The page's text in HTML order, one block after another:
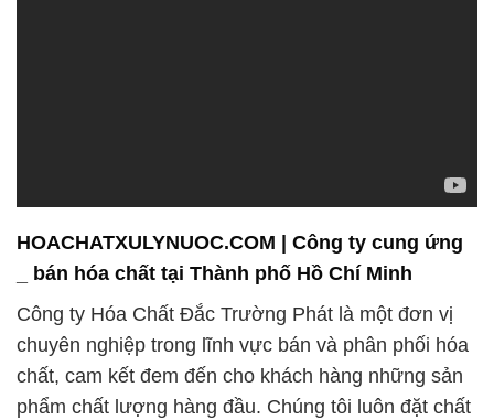
HOACHATXULYNUOC.COM | Công ty cung ứng
_ bán hóa chất tại Thành phố Hồ Chí Minh
Công ty Hóa Chất Đắc Trường Phát là một đơn vị
chuyên nghiệp trong lĩnh vực bán và phân phối hóa
chất, cam kết đem đến cho khách hàng những sản
phẩm chất lượng hàng đầu. Chúng tôi luôn đặt chất